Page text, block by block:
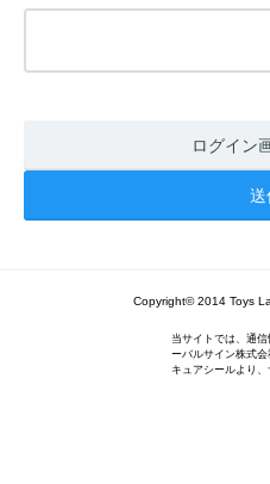
ログイン
Copyright© 2014 Toys
当サイトでは、通
ーバルサイン株式
キュアシールより